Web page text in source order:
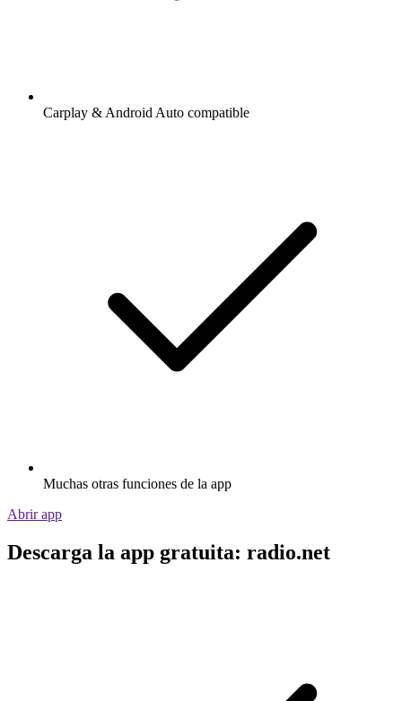
Carplay & Android Auto compatible
Muchas otras funciones de la app
Abrir app
Descarga la app gratuita: radio.net